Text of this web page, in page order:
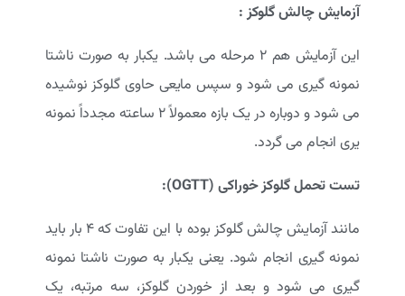
آزمایش چالش گلوکز :
این آزمایش هم 2 مرحله می باشد. یکبار به صورت ناشتا
نمونه گیری می شود و سپس مایعی حاوی گلوکز نوشیده
می شود و دوباره در یک بازه معمولاً 2 ساعته مجدداً نمونه
یری انجام می گردد.
تست تحمل گلوکز خوراکی(OGTT)
:
مانند آزمایش چالش گلوکز بوده با این تفاوت که 4 بار باید
نمونه گیری انجام شود. یعنی یکبار به صورت ناشتا نمونه
گیری می شود و بعد از خوردن گلوکز، سه مرتبه، یک